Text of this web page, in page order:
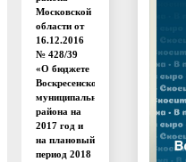
Московской
области от
16.12.2016
№ 428/39
«О бюджете
Воскресенского
муниципального
района на
2017 год и
на плановый
период 2018